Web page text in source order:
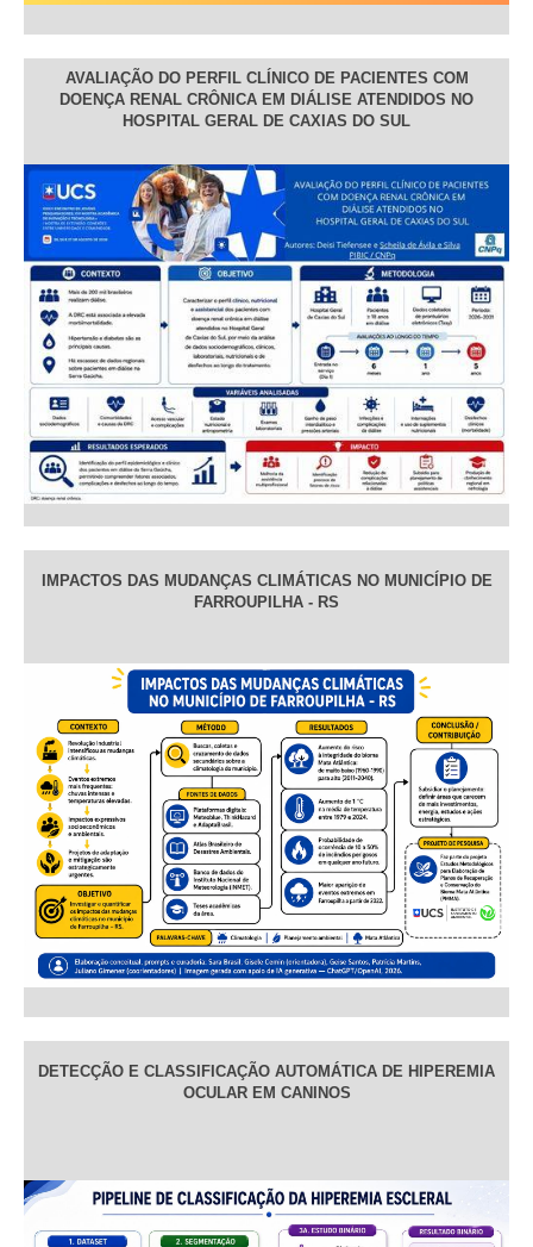
AVALIAÇÃO DO PERFIL CLÍNICO DE PACIENTES COM
DOENÇA RENAL CRÔNICA EM DIÁLISE ATENDIDOS NO
HOSPITAL GERAL DE CAXIAS DO SUL
IMPACTOS DAS MUDANÇAS CLIMÁTICAS NO MUNICÍPIO DE
FARROUPILHA - RS
DETECÇÃO E CLASSIFICAÇÃO AUTOMÁTICA DE HIPEREMIA
OCULAR EM CANINOS